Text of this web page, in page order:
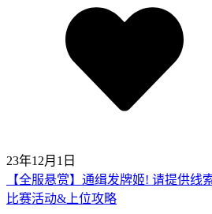
23年12月1日
【全服悬赏】通缉发牌姬! 请提供线
比赛活动&上位攻略